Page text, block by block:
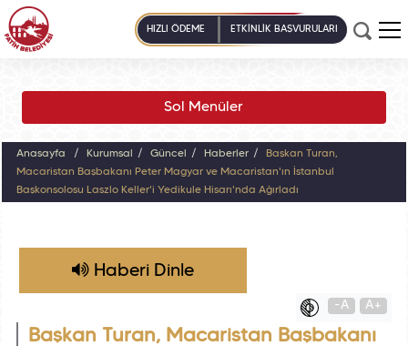
HIZLI ÖDEME ETKİNLİK BAŞVURULARI
Sol Menüler
Anasayfa Kurumsal Güncel Haberler
Başkan Turan,
Macaristan Başbakanı Peter Magyar ve Macaristan'ın İstanbul
Başkonsolosu Laszlo Keller'i Yedikule Hisarı'nda Ağırladı
Haberi Dinle
-A A+
Başkan Turan, Macaristan Başbakanı